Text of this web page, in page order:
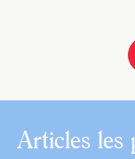
Articles les